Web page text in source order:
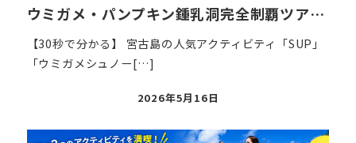
ウミガメ・パンプキン鍾乳洞完全制覇ツア…
【30秒で分かる】 宮古島の人気アクティビティ「SUP」
「ウミガメシュノー[…]
投
日
2026年5月16日